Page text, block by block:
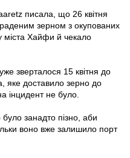
писала, що 26 квітня
зерном з окупованих
міста Хайфи й чекало
зверталося 15 квітня до
яке доставило зерно до
інцидент не було.
було занадто пізно, аби
воно вже залишило порт